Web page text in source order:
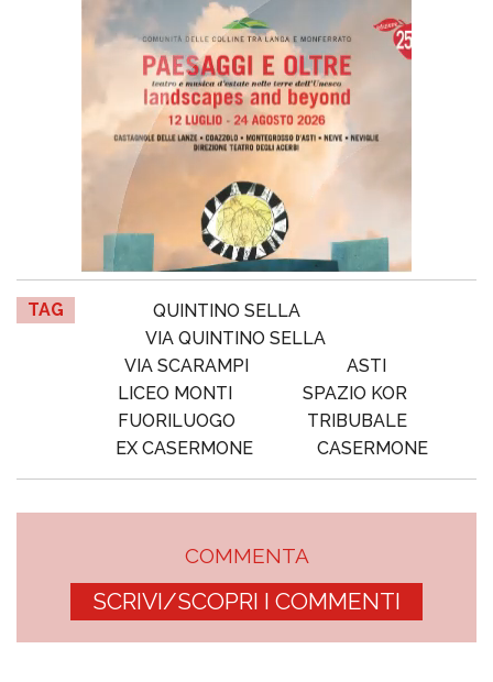
TAG
QUINTINO SELLA
VIA QUINTINO SELLA
VIA SCARAMPI
ASTI
LICEO MONTI
SPAZIO KOR
FUORILUOGO
TRIBUBALE
EX CASERMONE
CASERMONE
COMMENTA
SCRIVI/SCOPRI I COMMENTI